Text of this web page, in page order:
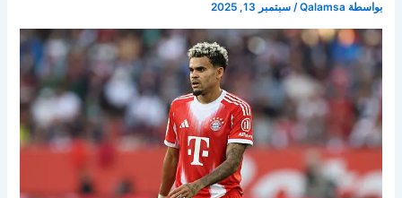
بواسطة Qalamsa
/سبتمبر 13, 2025